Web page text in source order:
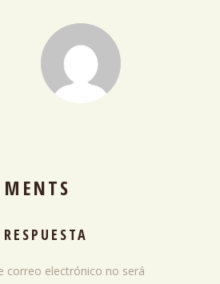
correo electrónico no será